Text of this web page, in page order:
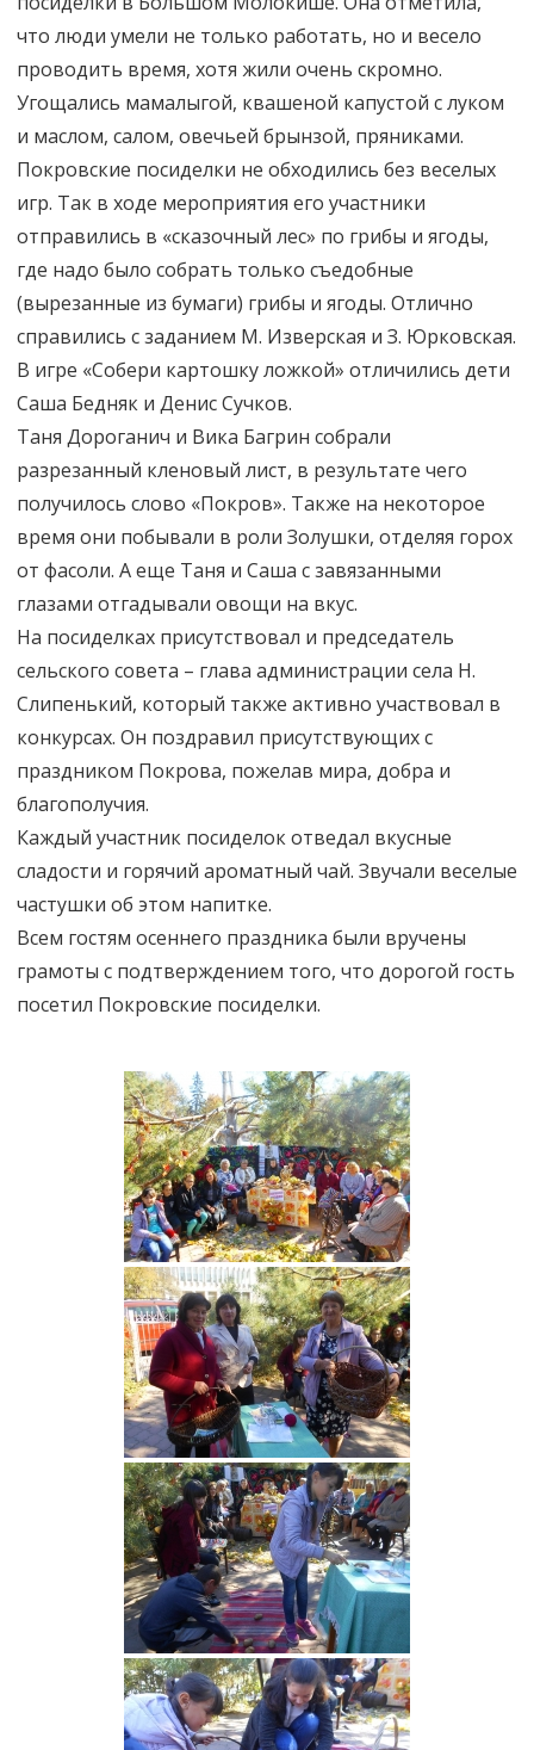
что люди умели не только работать, но и весело
проводить время, хотя жили очень скромно.
Угощались мамалыгой, квашеной капустой с луком
и маслом, салом, овечьей брынзой, пряниками.
Покровские посиделки не обходились без веселых
игр. Так в ходе мероприятия его участники
отправились в «сказочный лес» по грибы и ягоды,
где надо было собрать только съедобные
(вырезанные из бумаги) грибы и ягоды. Отлично
справились с заданием М. Изверская и З. Юрковская.
В игре «Собери картошку ложкой» отличились дети
Саша Бедняк и Денис Сучков.
Таня Дороганич и Вика Багрин собрали
разрезанный кленовый лист, в результате чего
получилось слово «Покров». Также на некоторое
время они побывали в роли Золушки, отделяя горох
от фасоли. А еще Таня и Саша с завязанными
глазами отгадывали овощи на вкус.
На посиделках присутствовал и председатель
сельского совета – глава администрации села Н.
Слипенький, который также активно участвовал в
конкурсах. Он поздравил присутствующих с
праздником Покрова, пожелав мира, добра и
благополучия.
Каждый участник посиделок отведал вкусные
сладости и горячий ароматный чай. Звучали веселые
частушки об этом напитке.
Всем гостям осеннего праздника были вручены
грамоты с подтверждением того, что дорогой гость
посетил Покровские посиделки.